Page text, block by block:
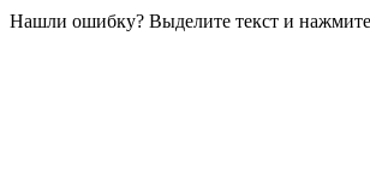
Нашли ошибку? Выделите текст и